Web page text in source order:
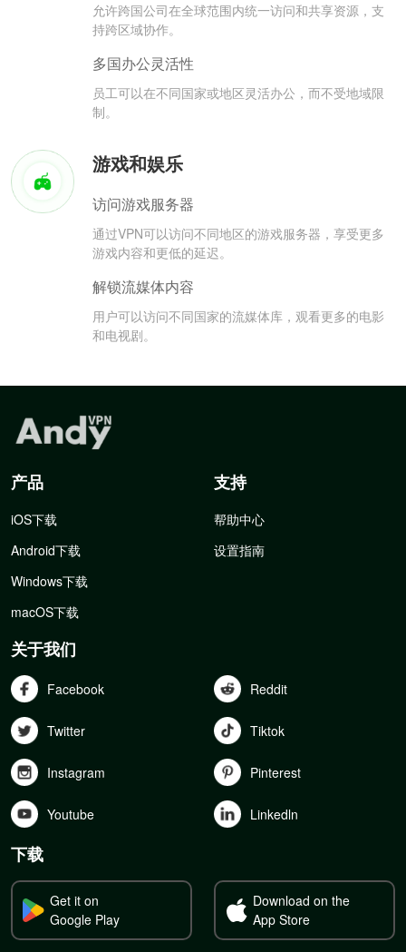
允许跨国公司在全球范围内统一访问和共享资源，支
持跨区域协作。
多国办公灵活性
员工可以在不同国家或地区灵活办公，而不受地域限
制。
游戏和娱乐
访问游戏服务器
通过VPN可以访问不同地区的游戏服务器，享受更多
游戏内容和更低的延迟。
解锁流媒体内容
用户可以访问不同国家的流媒体库，观看更多的电影
和电视剧。
产品
iOS下载
Android下载
Windows下载
macOS下载
支持
帮助中心
设置指南
关于我们
Facebook Reddit
Twitter Tiktok
Instagram Pinterest
Youtube Linkedln
下载
Get it on
Google Play
Download on the
App Store